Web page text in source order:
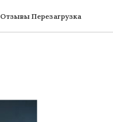
Отзывы Перезагрузка